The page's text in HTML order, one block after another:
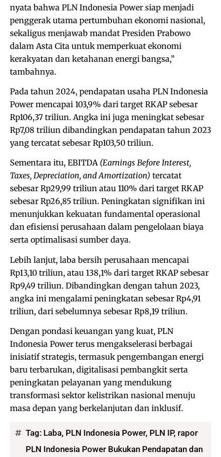
nyata bahwa PLN Indonesia Power siap menjadi
penggerak utama pertumbuhan ekonomi nasional,
sekaligus menjawab mandat Presiden Prabowo
dalam Asta Cita untuk memperkuat ekonomi
kerakyatan dan ketahanan energi bangsa,”
tambahnya.
Pada tahun 2024, pendapatan usaha PLN Indonesia
Power mencapai 103,9% dari target RKAP sebesar
Rp106,37 triliun. Angka ini juga meningkat sebesar
Rp7,08 triliun dibandingkan pendapatan tahun 2023
yang tercatat sebesar Rp103,50 triliun.
Sementara itu, EBITDA (Earnings Before Interest,
Taxes, Depreciation, and Amortization) tercatat
sebesar Rp29,99 triliun atau 110% dari target RKAP
sebesar Rp26,85 triliun. Peningkatan signifikan ini
menunjukkan kekuatan fundamental operasional
dan efisiensi perusahaan dalam pengelolaan biaya
serta optimalisasi sumber daya.
Lebih lanjut, laba bersih perusahaan mencapai
Rp13,10 triliun, atau 138,1% dari target RKAP sebesar
Rp9,49 triliun. Dibandingkan dengan tahun 2023,
angka ini mengalami peningkatan sebesar Rp4,91
triliun, dari sebelumnya sebesar Rp8,19 triliun.
Dengan pondasi keuangan yang kuat, PLN
Indonesia Power terus mengakselerasi berbagai
inisiatif strategis, termasuk pengembangan energi
baru terbarukan, digitalisasi pembangkit serta
peningkatan pelayanan yang mendukung
transformasi sektor kelistrikan nasional menuju
masa depan yang berkelanjutan dan inklusif.
Tag: Laba, PLN Indonesia Power, PLN IP, rapor
PLN Indonesia Power Bukukan Pendapatan dan